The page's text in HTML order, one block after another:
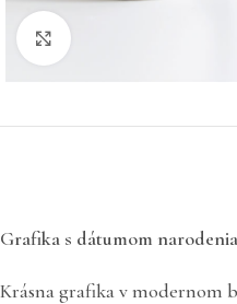
Grafika s dátumom
Krásna grafika v modernom